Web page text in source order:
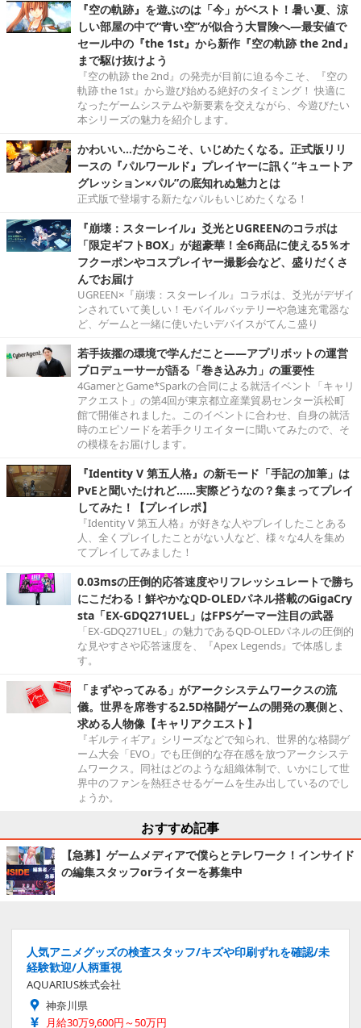
『空の軌跡』を遊ぶのは「今」がベスト！暑い夏、涼
しい部屋の中で“青い空”が似合う大冒険へ―最安値で
セール中の『the 1st』から新作『空の軌跡 the 2nd』
まで駆け抜けよう
『空の軌跡 the 2nd』の発売が目前に迫る今こそ、『空の
軌跡 the 1st』から遊び始める絶好のタイミング！ 快適に
なったゲームシステムや新要素を交えながら、今遊びたい
本シリーズの魅力を紹介します。
かわいい…だからこそ、いじめたくなる。正式版リリ
ースの『パルワールド』プレイヤーに訊く“キュートア
グレッション×パル”の底知れぬ魅力とは
正式版で登場する新たなパルもいじめたくなる！
『崩壊：スターレイル』爻光とUGREENのコラボは
「限定ギフトBOX」が超豪華！全6商品に使える5％オ
フクーポンやコスプレイヤー撮影会など、盛りだくさ
んでお届け
UGREEN×『崩壊：スターレイル』コラボは、爻光がデザイ
ンされていて美しい！モバイルバッテリーや急速充電器な
ど、ゲームと一緒に使いたいデバイスがてんこ盛り
若手抜擢の環境で学んだこと――アプリボットの運営
プロデューサーが語る「巻き込み力」の重要性
4GamerとGame*Sparkの合同による就活イベント「キャリ
アクエスト」の第4回が東京都立産業貿易センター浜松町
館で開催されました。このイベントに合わせ、自身の就活
時のエピソードを若手クリエイターに聞いてみたので、そ
の模様をお届けします。
『Identity V 第五人格』の新モード「手記の加筆」は
PvEと聞いたけれど……実際どうなの？集まってプレイ
してみた！【プレイレポ】
『Identity V 第五人格』が好きな人やプレイしたことある
人、全くプレイしたことがない人など、様々な4人を集め
てプレイしてみました！
0.03msの圧倒的応答速度やリフレッシュレートで勝ち
にこだわる！鮮やかなQD-OLEDパネル搭載のGigaCry
sta「EX-GDQ271UEL」はFPSゲーマー注目の武器
「EX-GDQ271UEL」の魅力であるQD-OLEDパネルの圧倒的
な見やすさや応答速度を、『Apex Legends』で体感しま
す。
「まずやってみる」がアークシステムワークスの流
儀。世界を席巻する2.5D格闘ゲームの開発の裏側と、
求める人物像【キャリアクエスト】
『ギルティギア』シリーズなどで知られ、世界的な格闘ゲ
ーム大会「EVO」でも圧倒的な存在感を放つアークシステ
ムワークス。同社はどのような組織体制で、いかにして世
界中のファンを熱狂させるゲームを生み出しているのでし
ょうか。
おすすめ記事
【急募】ゲームメディアで僕らとテレワーク！インサイド
の編集スタッフorライターを募集中
人気アニメグッズの検査スタッフ/キズや印刷ずれを確認/未
経験歓迎/人柄重視
AQUARIUS株式会社
神奈川県
月給30万9,600円～50万円